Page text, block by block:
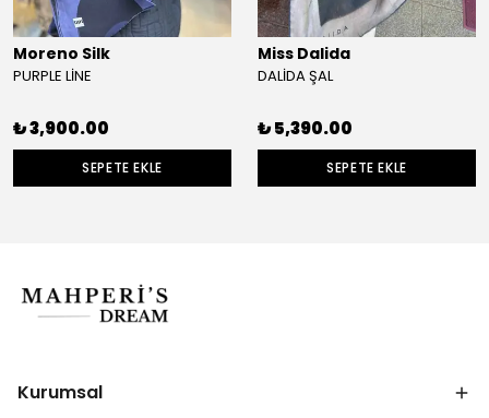
Moreno Silk
PURPLE LİNE
₺ 3,900.00
SEPETE EKLE
Miss Dalida
DALİDA ŞAL
₺ 5,390.00
SEPETE EKLE
Kurumsal